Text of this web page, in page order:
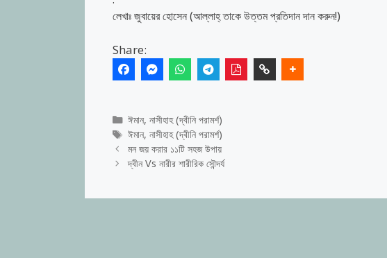
লেখাঃ জুবায়ের হোসেন (আল্লাহ্‌ তাকে উত্তম প্রতিদান দান করুন!)
Share:
Categories
ঈমান, নাসীহাহ (দ্বীনি পরামর্শ)
Tags
ঈমান, নাসীহাহ (দ্বীনি পরামর্শ)
মন জয় করার ১১টি সহজ উপায়
দ্বীন Vs নারীর শারীরিক সৌন্দর্য